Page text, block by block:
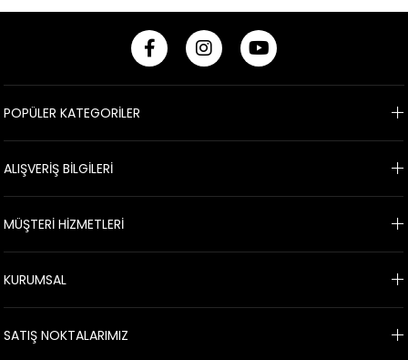
POPÜLER KATEGORİLER
ALIŞVERİŞ BİLGİLERİ
MÜŞTERİ HİZMETLERİ
KURUMSAL
SATIŞ NOKTALARIMIZ